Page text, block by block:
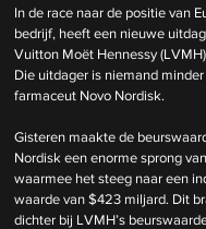
In de race naar de positie van
bedrijf, heeft een nieuwe
Vuitton Moët Hennessy
Die uitdager is niemand
farmaceut Novo Nordisk.
Gisteren maakte de
Nordisk een enorme sprong
waarmee het steeg naar een
waarde van $423 miljard. Dit
dichter bij LVMH’s